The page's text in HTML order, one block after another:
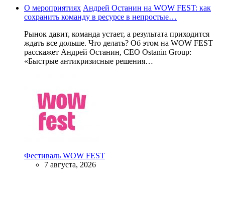
О мероприятиях Андрей Останин на WOW FEST: как
сохранить команду в ресурсе в непростые…
Рынок давит, команда устает, а результата приходится
ждать все дольше. Что делать? Об этом на WOW FEST
расскажет Андрей Останин, CEO Ostanin Group:
«Быстрые антикризисные решения…
Фестиваль WOW FEST
7 августа, 2026